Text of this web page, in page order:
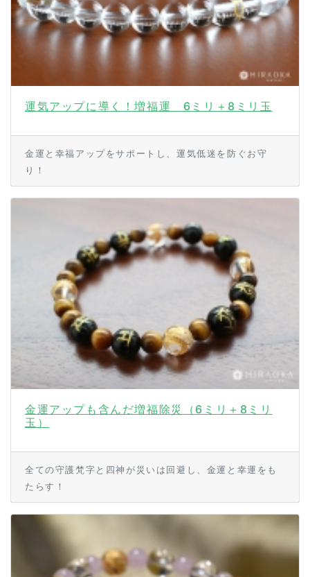
運気アップに導く！増福運 6ミリ＋8ミリ玉
金運と幸福アップをサポートし、運気低迷を防ぐお守
り！
金運アップも含んだ増福除災（6ミリ＋8ミリ
玉）
全ての守護梵字と四神が災いは回避し、金運と幸運をも
たらす！